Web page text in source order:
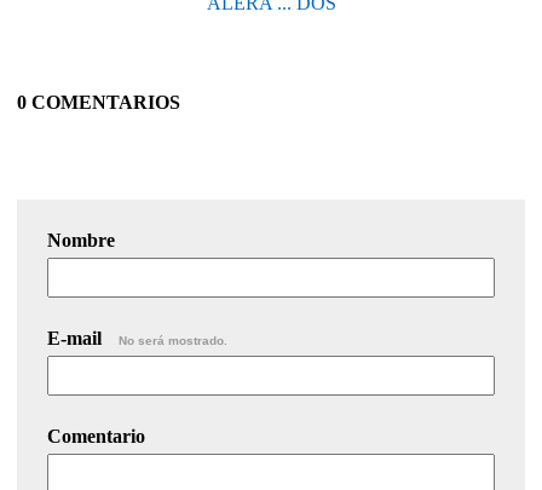
0 COMENTARIOS
Nombre
E-mail No será mostrado.
Comentario